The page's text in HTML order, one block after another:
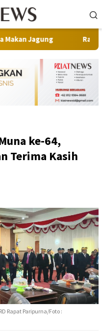
Raih Juara I Nona
ke-64,
Terima Kasih
Rapat Paripurna/Foto :